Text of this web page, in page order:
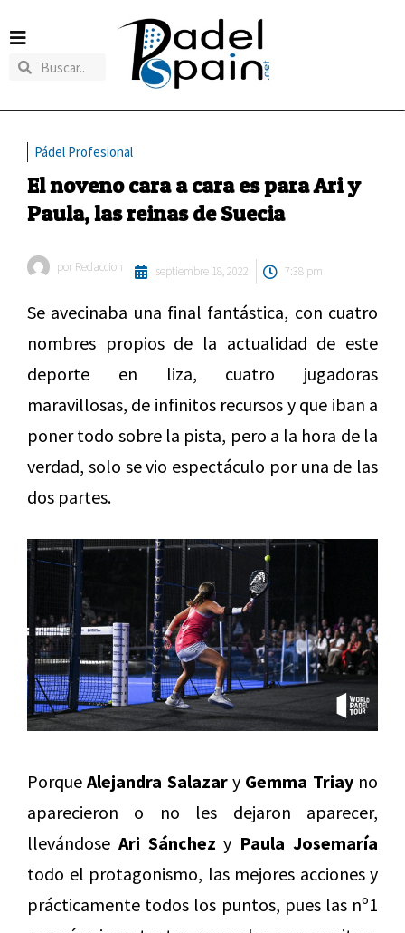
Pádel Profesional
El noveno cara a cara es para Ari y
Paula, las reinas de Suecia
por Redaccion septiembre 18, 2022 7:38 pm
Se avecinaba una final fantástica, con cuatro
nombres propios de la actualidad de este
deporte en liza, cuatro jugadoras
maravillosas, de infinitos recursos y que iban a
poner todo sobre la pista, pero a la hora de la
verdad, solo se vio espectáculo por una de las
dos partes.
PorqueAlejandra Salazary Gemma Triayno
aparecieron o no les dejaron aparecer,
llevándose Ari Sánchez y Paula Josemaría
todo el protagonismo, las mejores acciones y
prácticamente todos los puntos, pues las nº1